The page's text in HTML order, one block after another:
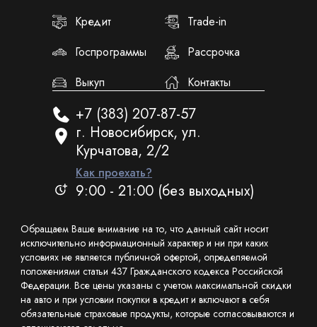
Кредит
Trade-in
Госпрограммы
Рассрочка
Выкуп
Контакты
+7 (383) 207-87-57
г. Новосибирск, ул.
Курчатова, 2/2
Как проехать?
9:00 - 21:00 (без выходных)
Обращаем Ваше внимание на то, что данный сайт носит
исключительно информационный характер и ни при каких
условиях не является публичной офертой, определяемой
положениями статьи 437 Гражданского кодекса Российской
Федерации. Все цены указаны с учетом максимальной скидки
на авто и при условии покупки в кредит и включают в себя
обязательные страховые продукты, которые согласовываются и